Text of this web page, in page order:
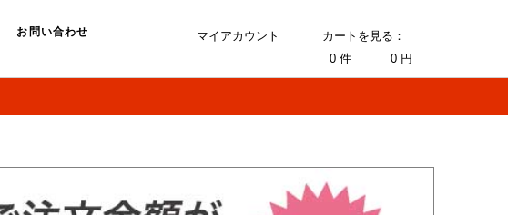
お問い合わせ マイアカウント
カートを見る：
0 件 0 円